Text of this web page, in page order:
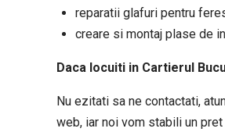
reparatii glafuri pentru
creare si montaj plase de
Daca locuiti in Cartierul
Nu ezitati sa ne contactati,
web, iar noi vom stabili un